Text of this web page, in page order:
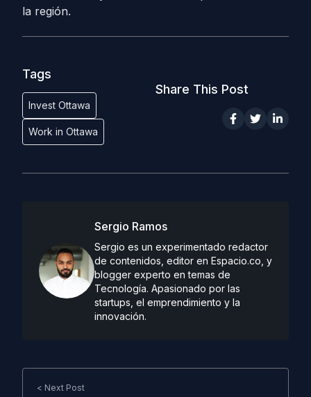
la región.
Tags
Invest Ottawa
Work in Ottawa
Share This Post
Sergio Ramos
Sergio es un experimentado redactor
de contenidos, editor en Espacio.co, y
blogger experto en temas de
Tecnología. Apasionado por las
startups, el emprendimiento y la
innovación.
< Next Post